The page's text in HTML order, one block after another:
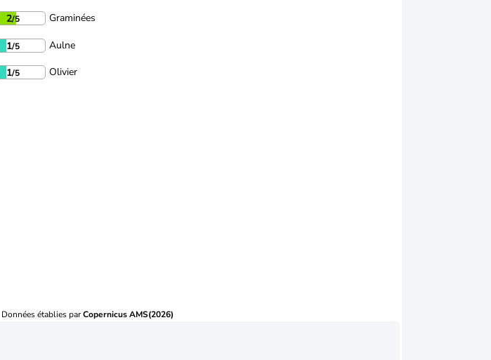
2/5 Graminées
1/5 Aulne
1/5 Olivier
Données établies parCopernicus AMS(2026)